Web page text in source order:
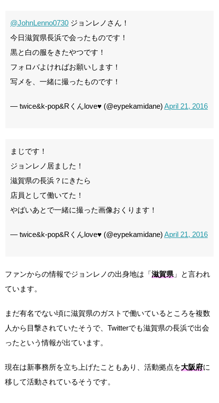
@JohnLenno0730 ジョンレノさん！
今日滋賀県長浜で会ったものです！
黒と白の服をきたやつです！
フォロバよければお願いします！
写メを、一緒に撮ったものです！
— twice&k-pop&Rくんlove♥ (@eypekamidane) April 21, 2016
まじです！
ジョンレノ居ました！
滋賀県の長浜？にきたら
店員として働いてた！
やばいあとで一緒に撮った画像おくります！
— twice&k-pop&Rくんlove♥ (@eypekamidane) April 21, 2016
ファンからの情報でジョンレノの出身地は「滋賀県 」と言われ
ています。
まだ有名でない頃に滋賀県のガストで働いているところを複数
人から目撃されていたそうで、Twitterでも滋賀県の長浜で出会
ったという情報が出ています。
現在は新事務所を立ち上げたこともあり、活動拠点を大阪府に
移して活動されているそうです。